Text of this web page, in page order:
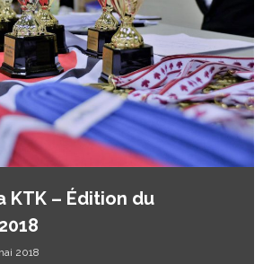
KTK – Édition du
2018